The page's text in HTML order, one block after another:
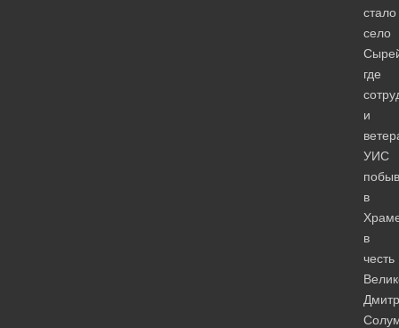
стало
село
где
и
УИС
в
в
честь